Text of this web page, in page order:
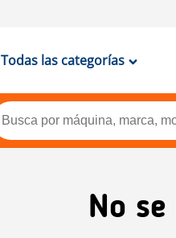
Todas las categorías
No